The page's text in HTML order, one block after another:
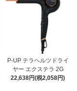
P-UP テラヘルツドライ
ヤー エクステラ 2G
22,638円(税2,058円)